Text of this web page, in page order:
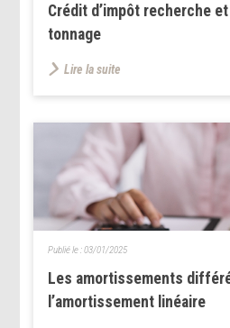
Crédit d’impôt recherche
tonnage
Lire la suite
Les amortissements
l’amortissement linéaire
Publié le :03/01/2025